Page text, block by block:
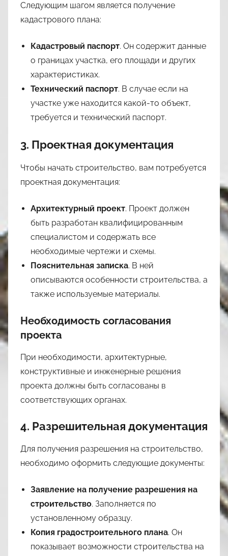
Следующим шагом является получение
кадастрового плана:
Кадастровый паспорт. Он содержит данные
о границах участка, его площади и других
характеристиках.
Технический паспорт. В случае если на
участке уже находится какой-то объект,
требуется и технический паспорт.
3. Проектная документация
Чтобы начать строительство, вам потребуется
проектная документация:
Архитектурный проект. Проект должен
быть разработан квалифицированным
специалистом и содержать все
необходимые чертежи и схемы.
Пояснительная записка. В ней
описываются особенности строительства, а
также используемые материалы.
Необходимость согласования
проекта
При необходимости, архитектурные,
конструктивные и инженерные решения
проекта должны быть согласованы в
соответствующих органах.
4. Разрешительная документация
Для получения разрешения на строительство,
необходимо оформить следующие документы:
Заявление на получение разрешения на
строительство. Заполняется по
установленному образцу.
Копия градостроительного плана. Он
показывает возможности строительства на